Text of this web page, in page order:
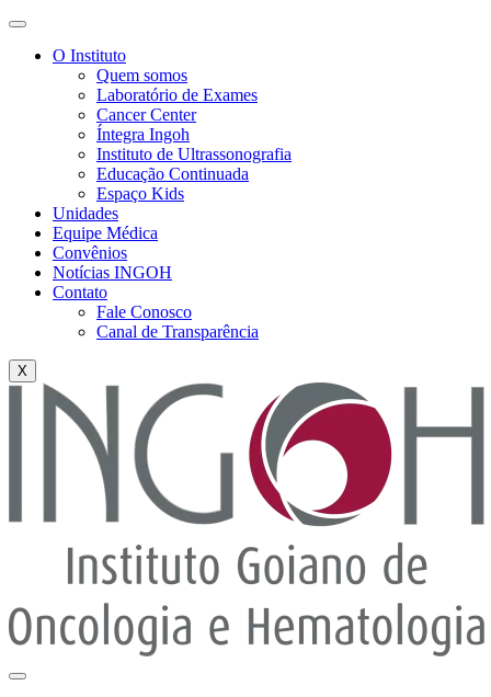
O Instituto
Quem somos
Laboratório de Exames
Cancer Center
Íntegra Ingoh
Instituto de Ultrassonografia
Educação Continuada
Espaço Kids
Unidades
Equipe Médica
Convênios
Notícias INGOH
Contato
Fale Conosco
Canal de Transparência
X